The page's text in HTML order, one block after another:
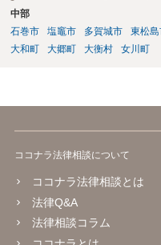
中部
石巻市
塩竈市 多賀城市 東松島
大和町
大郷町 大衡村 女川町
ココナラ法律相談について
ココナラ法律相談とは
法律Q&A
法律相談コラム